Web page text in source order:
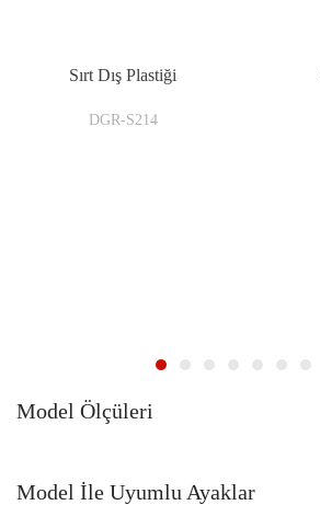
Sırt Dış Plastiği
DGR-S214
Model Ölçüleri
Model İle Uyumlu Ayaklar